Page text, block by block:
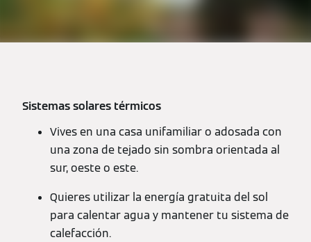
Sistemas solares térmicos
Vives en una casa unifamiliar o adosada con
una zona de tejado sin sombra orientada al
sur, oeste o este.
Quieres utilizar la energía gratuita del sol
para calentar agua y mantener tu sistema de
calefacción.